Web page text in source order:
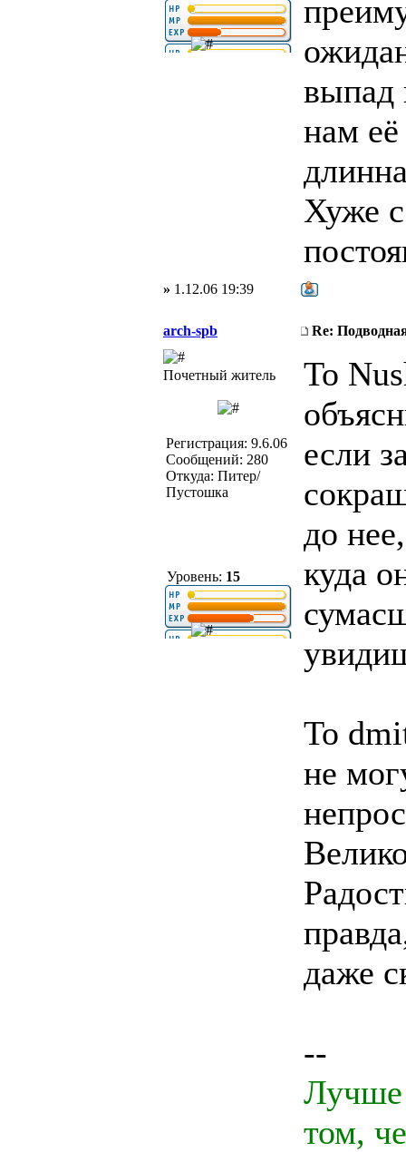
выпад
нам
Хуже
» 1.12.06 19:39
arch-spb Re:
Почетный житель
Регистрация: 9.6.06
Сообщений: 280
Откуда: Питер/
Пустошка
Уровень: 15
To
если
до
куда
To
не
даже
--
Лучше
том,